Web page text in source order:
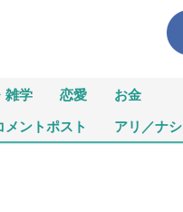
雑学 恋愛 お金
メントポスト アリ／ナシ